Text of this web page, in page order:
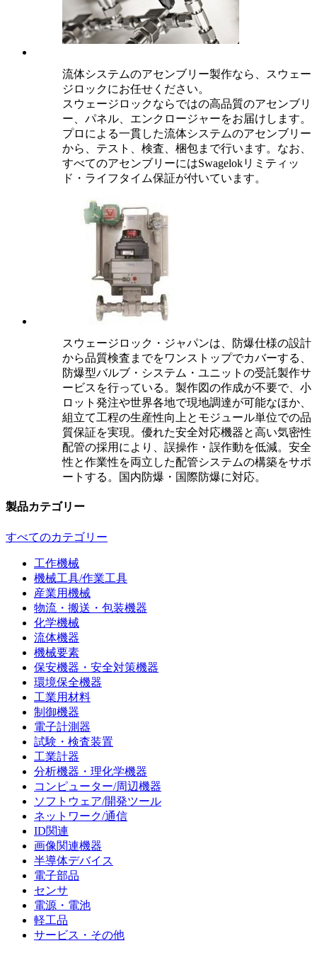
流体システムのアセンブリー製作なら、スウェー
ジロックにお任せください。
スウェージロックならではの高品質のアセンブリ
ー、パネル、エンクロージャーをお届けします。
プロによる一貫した流体システムのアセンブリー
から、テスト、検査、梱包まで行います。なお、
すべてのアセンブリーにはSwagelokリミティッ
ド・ライフタイム保証が付いています。
スウェージロック・ジャパンは、防爆仕様の設計
から品質検査までをワンストップでカバーする、
防爆型バルブ・システム・ユニットの受託製作サ
ービスを行っている。製作図の作成が不要で、小
ロット発注や世界各地で現地調達が可能なほか、
組立て工程の生産性向上とモジュール単位での品
質保証を実現。優れた安全対応機器と高い気密性
配管の採用により、誤操作・誤作動を低減。安全
性と作業性を両立した配管システムの構築をサポ
ートする。国内防爆・国際防爆に対応。
製品カテゴリー
すべてのカテゴリー
工作機械
機械工具/作業工具
産業用機械
物流・搬送・包装機器
化学機械
流体機器
機械要素
保安機器・安全対策機器
環境保全機器
工業用材料
制御機器
電子計測器
試験・検査装置
工業計器
分析機器・理化学機器
コンピューター/周辺機器
ソフトウェア/開発ツール
ネットワーク/通信
ID関連
画像関連機器
半導体デバイス
電子部品
センサ
電源・電池
軽工品
サービス・その他